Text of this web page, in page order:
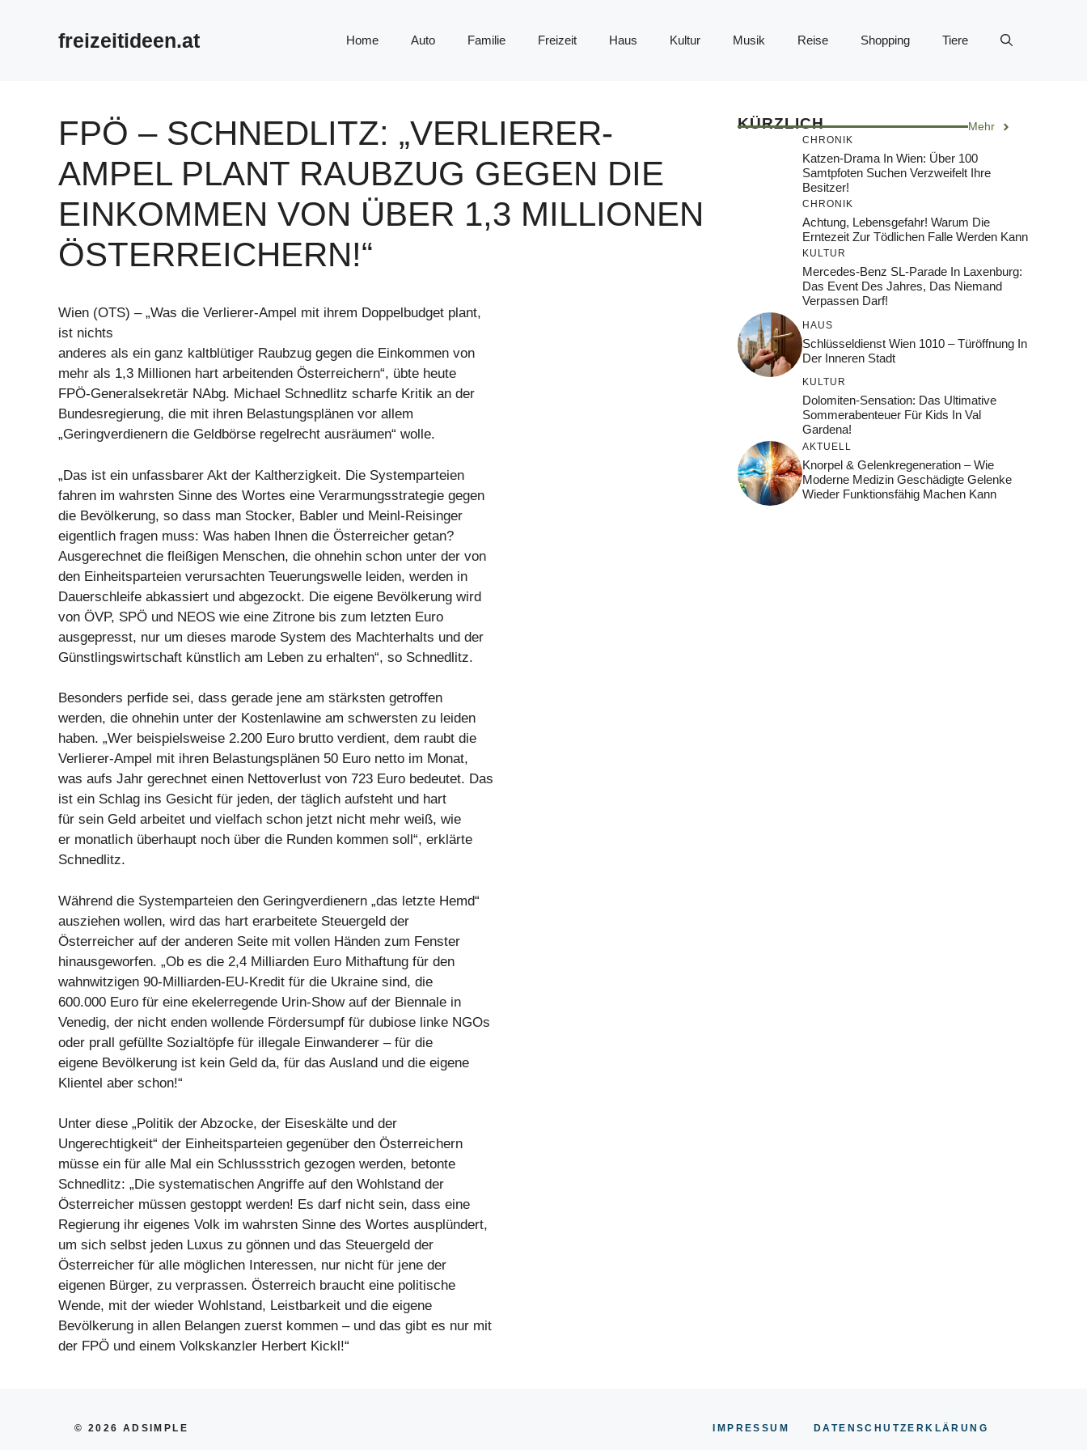
freizeitideen.at Home Auto Familie Freizeit Haus Kultur Musik Reise Shopping Tiere
FPÖ – SCHNEDLITZ: „VERLIERER-
AMPEL PLANT RAUBZUG GEGEN DIE
EINKOMMEN VON ÜBER 1,3 MILLIONEN
ÖSTERREICHERN!“
Wien (OTS) – „Was die Verlierer-Ampel mit ihrem Doppelbudget plant,
ist nichts
anderes als ein ganz kaltblütiger Raubzug gegen die Einkommen von
mehr als 1,3 Millionen hart arbeitenden Österreichern“, übte heute
FPÖ-Generalsekretär NAbg. Michael Schnedlitz scharfe Kritik an der
Bundesregierung, die mit ihren Belastungsplänen vor allem
„Geringverdienern die Geldbörse regelrecht ausräumen“ wolle.
„Das ist ein unfassbarer Akt der Kaltherzigkeit. Die Systemparteien
fahren im wahrsten Sinne des Wortes eine Verarmungsstrategie gegen
die Bevölkerung, so dass man Stocker, Babler und Meinl-Reisinger
eigentlich fragen muss: Was haben Ihnen die Österreicher getan?
Ausgerechnet die fleißigen Menschen, die ohnehin schon unter der von
den Einheitsparteien verursachten Teuerungswelle leiden, werden in
Dauerschleife abkassiert und abgezockt. Die eigene Bevölkerung wird
von ÖVP, SPÖ und NEOS wie eine Zitrone bis zum letzten Euro
ausgepresst, nur um dieses marode System des Machterhalts und der
Günstlingswirtschaft künstlich am Leben zu erhalten“, so Schnedlitz.
Besonders perfide sei, dass gerade jene am stärksten getroffen
werden, die ohnehin unter der Kostenlawine am schwersten zu leiden
haben. „Wer beispielsweise 2.200 Euro brutto verdient, dem raubt die
Verlierer-Ampel mit ihren Belastungsplänen 50 Euro netto im Monat,
was aufs Jahr gerechnet einen Nettoverlust von 723 Euro bedeutet. Das
ist ein Schlag ins Gesicht für jeden, der täglich aufsteht und hart
für sein Geld arbeitet und vielfach schon jetzt nicht mehr weiß, wie
er monatlich überhaupt noch über die Runden kommen soll“, erklärte
Schnedlitz.
Während die Systemparteien den Geringverdienern „das letzte Hemd“
ausziehen wollen, wird das hart erarbeitete Steuergeld der
Österreicher auf der anderen Seite mit vollen Händen zum Fenster
hinausgeworfen. „Ob es die 2,4 Milliarden Euro Mithaftung für den
wahnwitzigen 90-Milliarden-EU-Kredit für die Ukraine sind, die
600.000 Euro für eine ekelerregende Urin-Show auf der Biennale in
Venedig, der nicht enden wollende Fördersumpf für dubiose linke NGOs
oder prall gefüllte Sozialtöpfe für illegale Einwanderer – für die
eigene Bevölkerung ist kein Geld da, für das Ausland und die eigene
Klientel aber schon!“
Unter diese „Politik der Abzocke, der Eiseskälte und der
Ungerechtigkeit“ der Einheitsparteien gegenüber den Österreichern
müsse ein für alle Mal ein Schlussstrich gezogen werden, betonte
Schnedlitz: „Die systematischen Angriffe auf den Wohlstand der
Österreicher müssen gestoppt werden! Es darf nicht sein, dass eine
Regierung ihr eigenes Volk im wahrsten Sinne des Wortes ausplündert,
um sich selbst jeden Luxus zu gönnen und das Steuergeld der
Österreicher für alle möglichen Interessen, nur nicht für jene der
eigenen Bürger, zu verprassen. Österreich braucht eine politische
Wende, mit der wieder Wohlstand, Leistbarkeit und die eigene
Bevölkerung in allen Belangen zuerst kommen – und das gibt es nur mit
der FPÖ und einem Volkskanzler Herbert Kickl!“
KÜRZLICH Mehr
CHRONIK
Katzen-Drama In Wien: Über 100
Samtpfoten Suchen Verzweifelt Ihre
Besitzer!
CHRONIK
Achtung, Lebensgefahr! Warum Die
Erntezeit Zur Tödlichen Falle Werden Kann
KULTUR
Mercedes-Benz SL-Parade In Laxenburg:
Das Event Des Jahres, Das Niemand
Verpassen Darf!
HAUS
Schlüsseldienst Wien 1010 – Türöffnung In
Der Inneren Stadt
KULTUR
Dolomiten-Sensation: Das Ultimative
Sommerabenteuer Für Kids In Val
Gardena!
AKTUELL
Knorpel & Gelenkregeneration – Wie
Moderne Medizin Geschädigte Gelenke
Wieder Funktionsfähig Machen Kann
© 2026 ADSIMPLE IMPRESSUM DATENSCHUTZERKLÄRUNG